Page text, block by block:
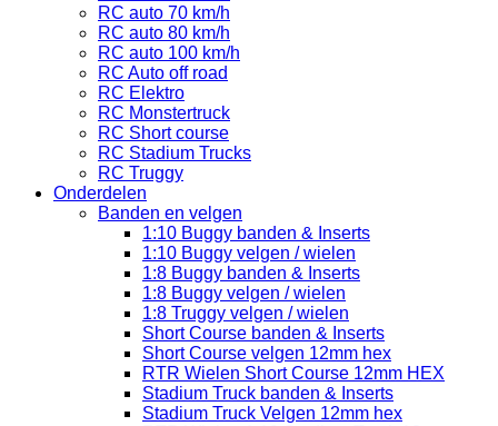
RC auto 70 km/h
RC auto 80 km/h
RC auto 100 km/h
RC Auto off road
RC Elektro
RC Monstertruck
RC Short course
RC Stadium Trucks
RC Truggy
Onderdelen
Banden en velgen
1:10 Buggy banden & Inserts
1:10 Buggy velgen / wielen
1:8 Buggy banden & Inserts
1:8 Buggy velgen / wielen
1:8 Truggy velgen / wielen
Short Course banden & Inserts
Short Course velgen 12mm hex
RTR Wielen Short Course 12mm HEX
Stadium Truck banden & Inserts
Stadium Truck Velgen 12mm hex